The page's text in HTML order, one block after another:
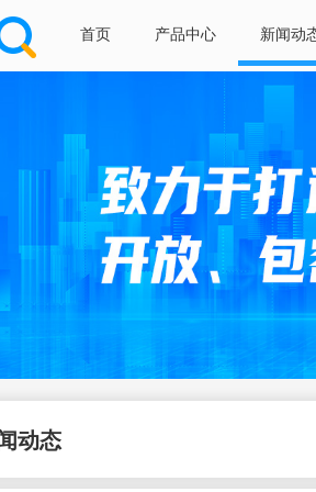
首页 产品中心 新闻动
动态